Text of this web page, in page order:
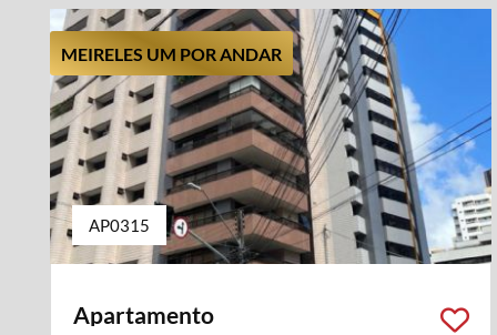
MEIRELES UM POR ANDAR
AP0315
Apartamento